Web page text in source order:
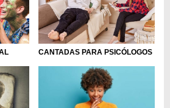
CANTADAS PARA PSICÓLOGOS